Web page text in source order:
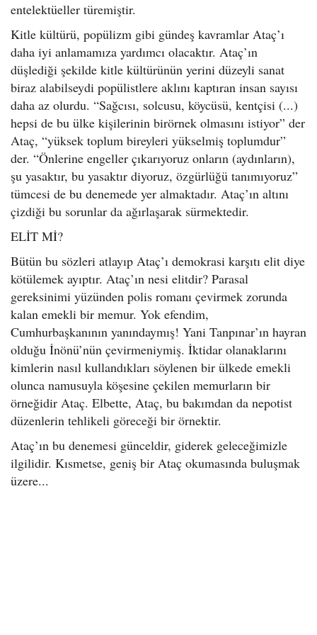
entelektüeller türemiştir.
Kitle kültürü, popülizm gibi gündeş kavramlar Ataç’ı
daha iyi anlamamıza yardımcı olacaktır. Ataç’ın
düşlediği şekilde kitle kültürünün yerini düzeyli sanat
biraz alabilseydi popülistlere aklını kaptıran insan sayısı
daha az olurdu. “Sağcısı, solcusu, köycüsü, kentçisi (...)
hepsi de bu ülke kişilerinin birörnek olmasını istiyor” der
Ataç, “yüksek toplum bireyleri yükselmiş toplumdur”
der. “Önlerine engeller çıkarıyoruz onların (aydınların),
şu yasaktır, bu yasaktır diyoruz, özgürlüğü tanımıyoruz”
tümcesi de bu denemede yer almaktadır. Ataç’ın altını
çizdiği bu sorunlar da ağırlaşarak sürmektedir.
ELİT Mİ?
Bütün bu sözleri atlayıp Ataç’ı demokrasi karşıtı elit diye
kötülemek ayıptır. Ataç’ın nesi elitdir? Parasal
gereksinimi yüzünden polis romanı çevirmek zorunda
kalan emekli bir memur. Yok efendim,
Cumhurbaşkanının yanındaymış! Yani Tanpınar’ın hayran
olduğu İnönü’nün çevirmeniymiş. İktidar olanaklarını
kimlerin nasıl kullandıkları söylenen bir ülkede emekli
olunca namusuyla köşesine çekilen memurların bir
örneğidir Ataç. Elbette, Ataç, bu bakımdan da nepotist
düzenlerin tehlikeli göreceği bir örnektir.
Ataç’ın bu denemesi günceldir, giderek geleceğimizle
ilgilidir. Kısmetse, geniş bir Ataç okumasında buluşmak
üzere...